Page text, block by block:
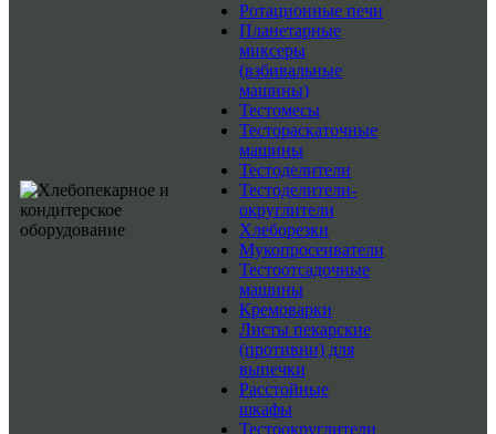
Ротационные печи
Планетарные
миксеры
(взбивальные
машины)
Тестомесы
Тестораскаточные
машины
Тестоделители
Тестоделители-
округлители
Хлеборезки
Мукопросеиватели
Тестоотсадочные
машины
Кремоварки
Листы пекарские
(противни) для
выпечки
Расстойные
шкафы
Тестоокруглители